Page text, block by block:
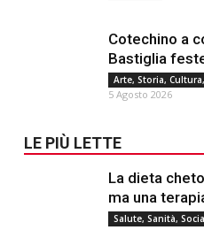
Cotechino a
Bastiglia
Arte, Storia,
5 Agosto 2026
LE PIÙ LETTE
La dieta
ma una
Salute, Sanità,